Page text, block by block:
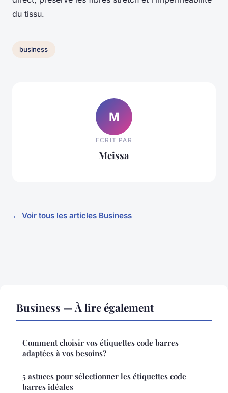
du tissu.
business
M
ECRIT PAR
Meissa
← Voir tous les articles Business
Business — À lire également
Comment choisir vos étiquettes code barres
adaptées à vos besoins?
5 astuces pour sélectionner les étiquettes code
barres idéales